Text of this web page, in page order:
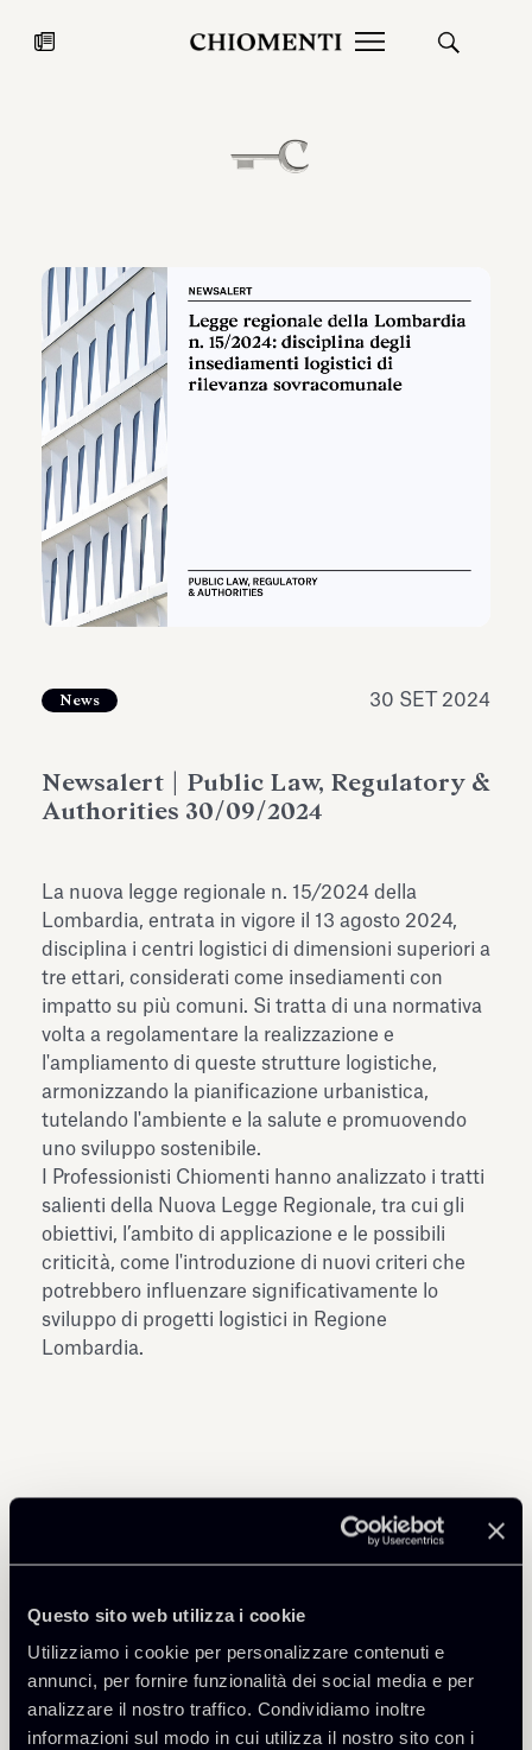
Questo sito web utilizza i cookie
Utilizziamo i cookie per personalizzare contenuti e
annunci, per fornire funzionalità dei social media e per
analizzare il nostro traffico. Condividiamo inoltre
informazioni sul modo in cui utilizza il nostro sito con i
27 LUG 2026
Fondazione Torlonia inaugura la
mostra Marmora Romana
ampliando gli spazi espositivi
dell’Antiquarium di Villa Albani
Torlonia
Leggi tutto
Approfondisci
News 30 SET 2024
Newsalert | Public Law, Regulatory &
Authorities 30/09/2024
La nuova legge regionale n. 15/2024 della
Lombardia, entrata in vigore il 13 agosto 2024,
disciplina i centri logistici di dimensioni superiori a
tre ettari, considerati come insediamenti con
impatto su più comuni. Si tratta di una normativa
volta a regolamentare la realizzazione e
l'ampliamento di queste strutture logistiche,
armonizzando la pianificazione urbanistica,
tutelando l'ambiente e la salute e promuovendo
uno sviluppo sostenibile.
I Professionisti Chiomenti hanno analizzato i tratti
salienti della Nuova Legge Regionale, tra cui gli
obiettivi, l’ambito di applicazione e le possibili
criticità, come l'introduzione di nuovi criteri che
potrebbero influenzare significativamente lo
sviluppo di progetti logistici in Regione
Lombardia.